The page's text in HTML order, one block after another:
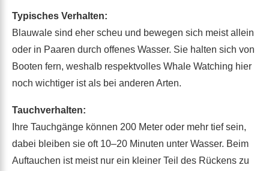
Typisches Verhalten:
Blauwale sind eher scheu und bewegen sich meist allein
oder in Paaren durch offenes Wasser. Sie halten sich von
Booten fern, weshalb respektvolles Whale Watching hier
noch wichtiger ist als bei anderen Arten.
Tauchverhalten:
Ihre Tauchgänge können 200 Meter oder mehr tief sein,
dabei bleiben sie oft 10–20 Minuten unter Wasser. Beim
Auftauchen ist meist nur ein kleiner Teil des Rückens zu